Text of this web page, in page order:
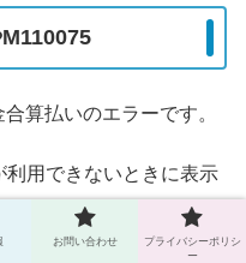
算払いのエラーです。
用できないときに表示
お問い合わせ
プライバシーポリシ
ー